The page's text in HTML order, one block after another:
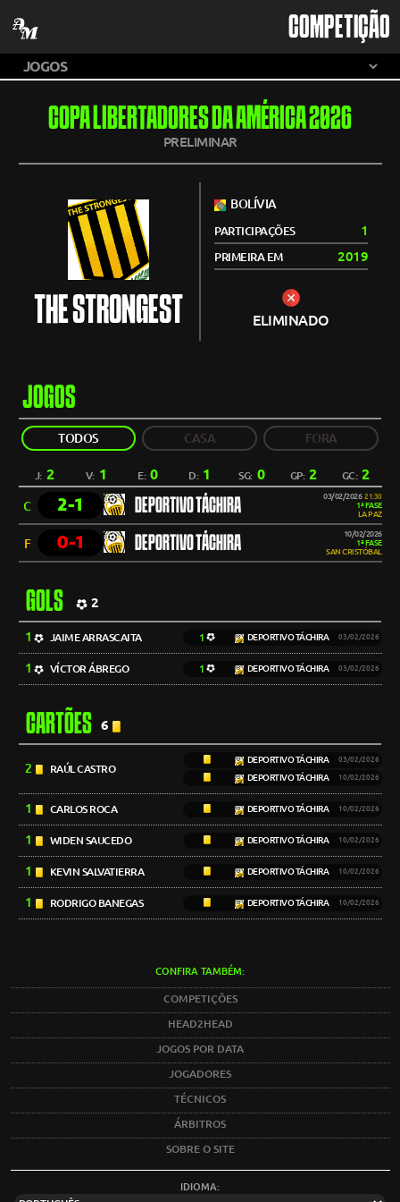
COMPETIÇÃO
COPA LIBERTADORES DA AMÉRICA 2026
PRELIMINAR
THE STRONGEST
BOLÍVIA
PARTICIPAÇÕES 1
PRIMEIRA EM 2019
ELIMINADO
JOGOS
TODOS CASA FORA
J: 2 V: 1 E:0 D: 1 SG: 0 GP: 2 GC: 2
C 2-1 DEPORTIVO TÁCHIRA 03/02/2026 21:30
1ª FASE
LA PAZ
F 0-1 DEPORTIVO TÁCHIRA
10/02/2026
1ª FASE
SAN CRISTÓBAL
GOLS 2
1 JAIME ARRASCAITA 1 DEPORTIVO TÁCHIRA 03/02/2026
1 VÍCTOR ÁBREGO 1 DEPORTIVO TÁCHIRA 03/02/2026
CARTÕES 6
2 RAÚL CASTRO
DEPORTIVO TÁCHIRA 03/02/2026
DEPORTIVO TÁCHIRA 10/02/2026
1 CARLOS ROCA DEPORTIVO TÁCHIRA 10/02/2026
1 WIDEN SAUCEDO DEPORTIVO TÁCHIRA 10/02/2026
1 KEVIN SALVATIERRA DEPORTIVO TÁCHIRA 10/02/2026
1 RODRIGO BANEGAS DEPORTIVO TÁCHIRA 10/02/2026
CONFIRA TAMBÉM:
COMPETIÇÕES
HEAD2HEAD
JOGOS POR DATA
JOGADORES
TÉCNICOS
ÁRBITROS
SOBRE O SITE
IDIOMA: